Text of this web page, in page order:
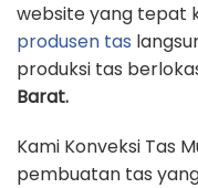
website yang tepat
produsen tas
produksi tas
Barat.
Kami Konveksi Tas
pembuatan tas